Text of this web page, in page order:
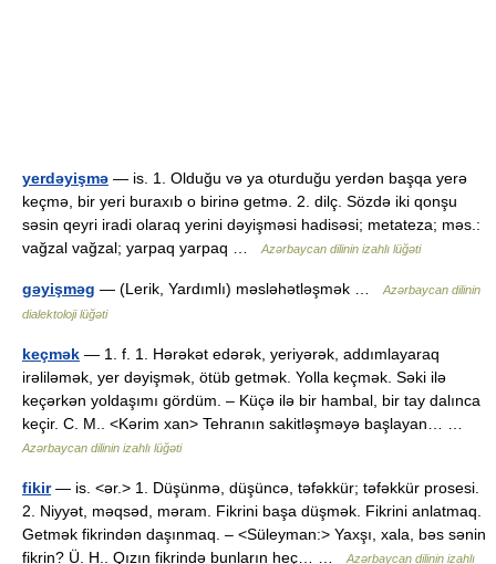
yerdəyişmə — is. 1. Olduğu və ya oturduğu yerdən başqa yerə
keçmə, bir yeri buraxıb o birinə getmə. 2. dilç. Sözdə iki qonşu
səsin qeyri iradi olaraq yerini dəyişməsi hadisəsi; metateza; məs.:
vağzal vağzal; yarpaq yarpaq …
Azərbaycan dilinin izahlı lüğəti
gəyişməg — (Lerik, Yardımlı) məsləhətləşmək …
Azərbaycan dilinin
dialektoloji lüğəti
keçmək — 1. f. 1. Hərəkət edərək, yeriyərək, addımlayaraq
irəliləmək, yer dəyişmək, ötüb getmək. Yolla keçmək. Səki ilə
keçərkən yoldaşımı gördüm. – Küçə ilə bir hambal, bir tay dalınca
keçir. C. M.. <Kərim xan> Tehranın sakitləşməyə başlayan… …
Azərbaycan dilinin izahlı lüğəti
fikir— is. <ər.> 1. Düşünmə, düşüncə, təfəkkür; təfəkkür prosesi.
2. Niyyət, məqsəd, məram. Fikrini başa düşmək. Fikrini anlatmaq.
Getmək fikrindən daşınmaq. – <Süleyman:> Yaxşı, xala, bəs sənin
fikrin? Ü. H.. Qızın fikrində bunların heç… …
Azərbaycan dilinin izahlı